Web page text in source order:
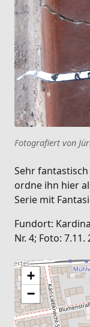
Fotografiert von
Sehr
ordne ihn hier
Serie mit
Fundort:
Nr. 4; Foto: 7.11.
+
−